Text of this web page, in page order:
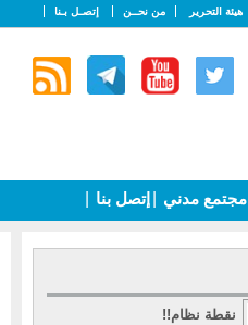
هيئة التحرير من نحــن إتصـل بـنا
مجتمع مدني إتصل بنا
نقطة نظام!!